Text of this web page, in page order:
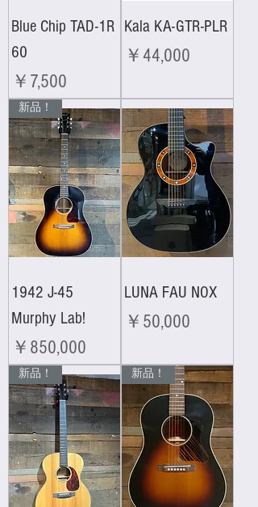
Blue Chip TAD-1R
60
価格
￥7,500
Kala KA-GTR-PLR
価格
￥44,000
新品！
1942 J-45
Murphy Lab!
価格
￥850,000
LUNA FAU NOX
価格
￥50,000
新品！ 新品！